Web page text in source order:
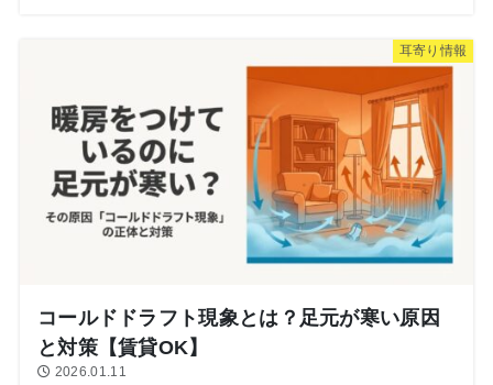
⽿寄り情報
コールドドラフト現象とは？足元が寒い原因
と対策【賃貸OK】
2026.01.11